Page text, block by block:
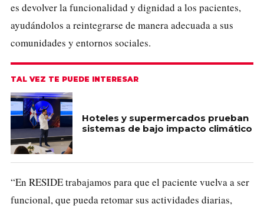
es devolver la funcionalidad y dignidad a los pacientes,
ayudándolos a reintegrarse de manera adecuada a sus
comunidades y entornos sociales.
TAL VEZ TE PUEDE INTERESAR
Hoteles y supermercados prueban
sistemas de bajo impacto climático
“En RESIDE trabajamos para que el paciente vuelva a ser
funcional, que pueda retomar sus actividades diarias,